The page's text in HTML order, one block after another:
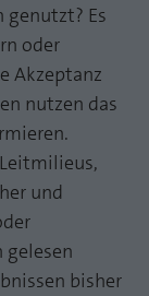
Es
oder
Akzeptanz
nutzen das
und
gelesen
bisher